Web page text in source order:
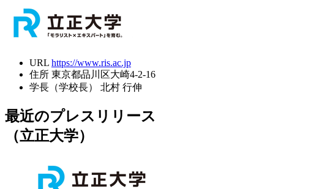
URL https://www.ris.ac.jp
住所 東京都品川区大崎4-2-16
学長（学校長）
北村 行伸
最近のプレスリリース
（立正大学）